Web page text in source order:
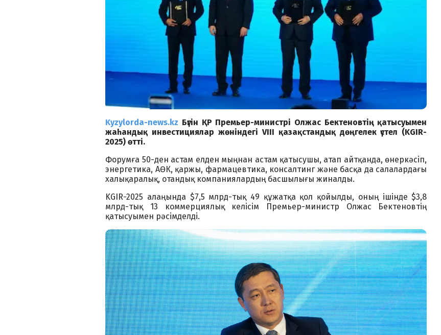
Kyzylorda-news.kz Бүгін ҚР Премьер-министрі Олжас Бектеновтің қатысуымен
жаһандық инвестициялар жөніндегі VIII қазақстандық дөңгелек үстел (KGIR-
2025) өтті.
Форумға 50-ден астам елден мыңнан астам қатысушы, атап айтқанда, өнеркәсіп,
энергетика, АӨК, қаржы, фармацевтика, консалтинг және басқа да салалардағы
халықаралық, отандық компаниялардың басшылығы жиналды.
KGIR-2025 алаңында $7,5 млрд-тық 49 құжатқа қол қойылды, оның ішінде $3,8
млрд-тық 13 коммерциялық келісім Премьер-министр Олжас Бектеновтің
қатысуымен рәсімделді.